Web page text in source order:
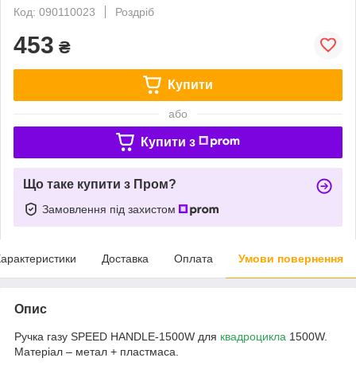
Код: 090110023
Роздріб
453 ₴
Купити
або
Купити з
Що таке купити з Пром?
Замовлення під захистом
Доставка Оплата Умови повернення
Опис
Ручка газу SPEED HANDLE-1500W для квадроцикла 1500W.
Матеріал – метал + пластмаса.